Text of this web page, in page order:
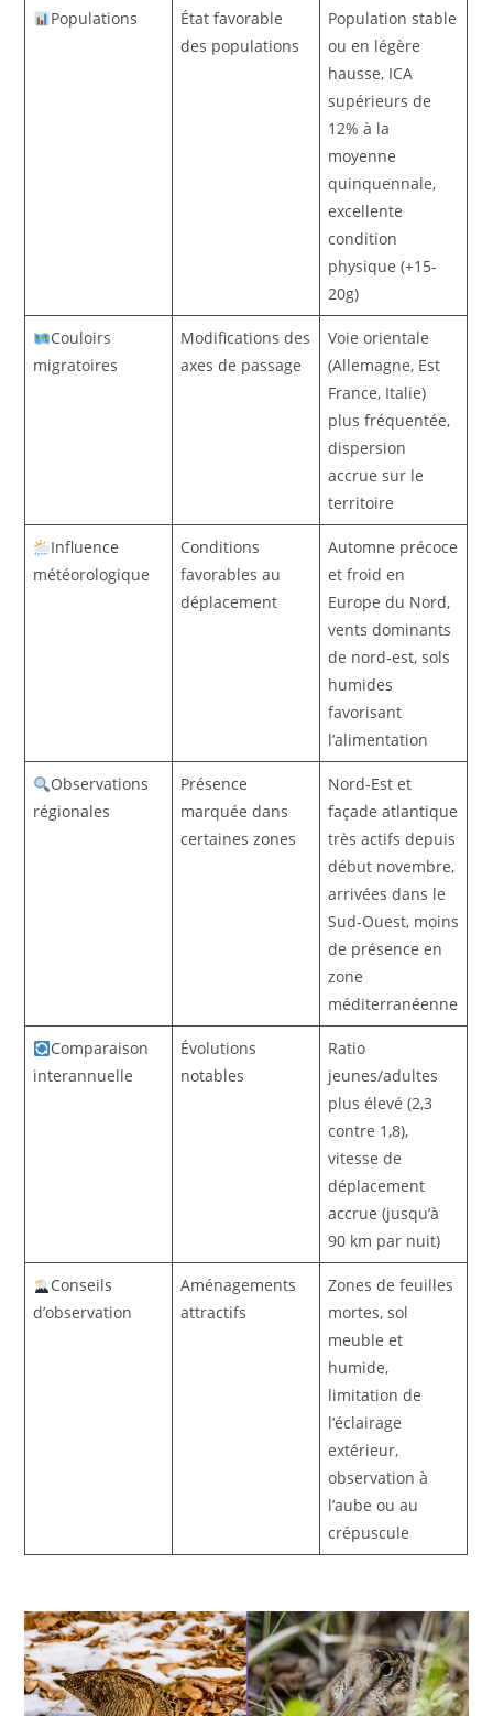
Populations
État favorable
des populations
Population stable
ou en légère
hausse, ICA
supérieurs de
12% à la
moyenne
quinquennale,
excellente
condition
physique (+15-
20g)
Couloirs
migratoires
Modifications des
axes de passage
Voie orientale
(Allemagne, Est
France, Italie)
plus fréquentée,
dispersion
accrue sur le
territoire
Influence
météorologique
Conditions
favorables au
déplacement
Automne précoce
et froid en
Europe du Nord,
vents dominants
de nord-est, sols
humides
favorisant
l’alimentation
Observations
régionales
Présence
marquée dans
certaines zones
Nord-Est et
façade atlantique
très actifs depuis
début novembre,
arrivées dans le
Sud-Ouest, moins
de présence en
zone
méditerranéenne
Comparaison
interannuelle
Évolutions
notables
Ratio
jeunes/adultes
plus élevé (2,3
contre 1,8),
vitesse de
déplacement
accrue (jusqu’à
90 km par nuit)
Conseils
d’observation
Aménagements
attractifs
Zones de feuilles
mortes, sol
meuble et
humide,
limitation de
l’éclairage
extérieur,
observation à
l’aube ou au
crépuscule